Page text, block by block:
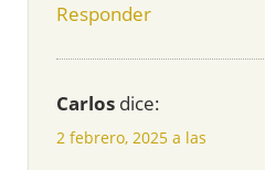
Responder
Carlos dice:
2 febrero, 2025 a las